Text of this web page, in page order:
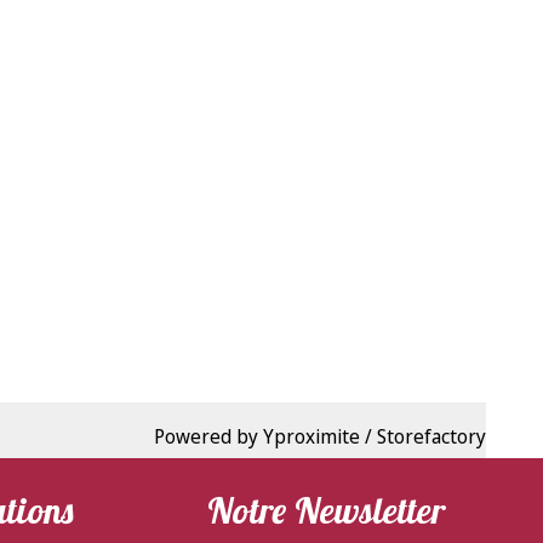
Powered by Yproximite / Storefactory
Notre Newsletter